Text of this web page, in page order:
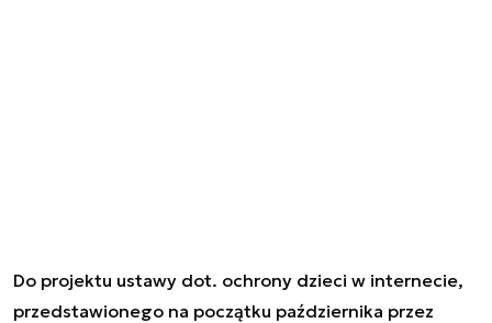
Do projektu ustawy dot. ochrony dzieci w internecie,
przedstawionego na początku października przez